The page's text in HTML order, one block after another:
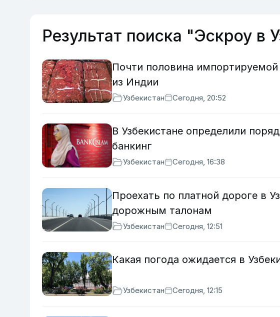
Результат поиска "Эскроу в
Почти половина импортируемой
из Индии
Узбекистан Сегодня, 20:52
В Узбекистане определили
банкинг
Узбекистан Сегодня, 16:38
Проехать по платной дороге в
дорожным талонам
Узбекистан Сегодня, 12:51
Какая погода ожидается в
Узбекистан Сегодня, 12:15